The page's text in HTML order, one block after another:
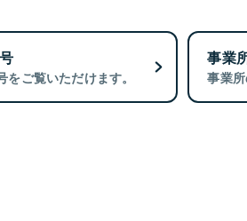
ご覧いただけます。
事業
事業